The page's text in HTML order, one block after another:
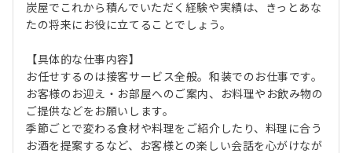
炭屋でこれから積んでいただく経験や実績は、きっとあな
たの将来にお役に立てることでしょう。
【具体的な仕事内容】
お任せするのは接客サービス全般。和装でのお仕事です。
お客様のお迎え・お部屋へのご案内、お料理やお飲み物の
ご提供などをお願いします。
季節ごとで変わる食材や料理をご紹介したり、料理に合う
お酒を提案するなど、お客様との楽しい会話を心がけなが